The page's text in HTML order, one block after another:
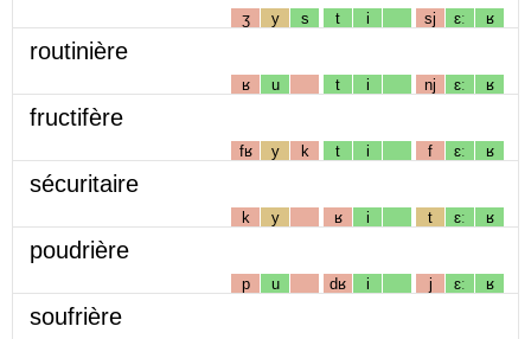
ʒ y s t i sj ɛː ʁ
routinière
ʁ u t i nj ɛː ʁ
fructifère
fʁ y k t i f ɛː ʁ
sécuritaire
k y ʁ i t ɛː ʁ
poudrière
p u dʁ i j ɛː ʁ
soufrière